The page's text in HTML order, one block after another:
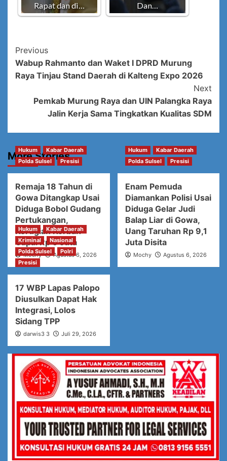
Rapat dan di…
Dan…
Post
Navigation
Previous
Wabup Rahmanto dan Waket I DPRD Murung
Raya Tinjau Stand Daerah di Kalteng Expo 2026
Next
Pemkab Murung Raya dan UIN Palangka Raya
Jalin Kerja Sama Tingkatkan Kualitas SDM
More Stories
Hukum
Kabar Daerah
Polda Sulsel
Presisi
Remaja 18 Tahun di
Gowa Ditangkap Usai
Diduga Bobol Gudang
Pertukangan,
Kerugian Korban
Capai Rp 6 Juta
Mochy Agustus 6, 2026
Hukum
Kabar Daerah
Polda Sulsel
Presisi
Enam Pemuda
Diamankan Polisi Usai
Diduga Gelar Judi
Balap Liar di Gowa,
Uang Taruhan Rp 9,1
Juta Disita
Mochy Agustus 6, 2026
Hukum
Kabar Daerah
Kriminal
Nasional
Polda Sulsel
Polri
Presisi
17 WBP Lapas Palopo
Diusulkan Dapat Hak
Integrasi, Lolos
Sidang TPP
darwis3 3 Juli 29, 2026